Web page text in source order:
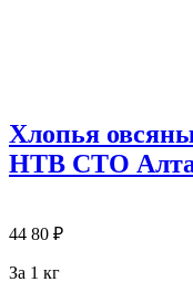
Хлопья
НТВ СТО
44 80 ₽
За 1 кг